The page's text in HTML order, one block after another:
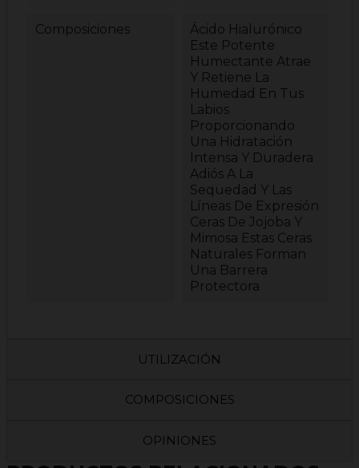
Composiciones
Ácido Hialurónico
Este Potente
Humectante Atrae
Y Retiene La
Humedad En Tus
Labios
Proporcionando
Una Hidratación
Intensa Y Duradera
Adiós A La
Sequedad Y Las
Líneas De Expresión
Ceras De Jojoba Y
Mimosa Estas Ceras
Naturales Forman
Una Barrera
Protectora
UTILIZACIÓN
COMPOSICIONES
OPINIONES